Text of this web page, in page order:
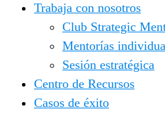
Trabaja con nosotros
Club Strategic
Mentorías
Sesión estratégica
Centro de Recursos
Casos de éxito